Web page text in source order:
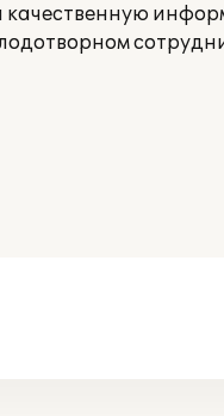
качественную